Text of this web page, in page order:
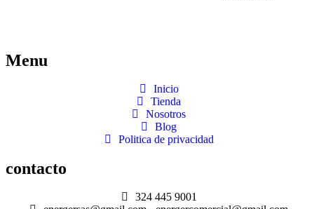
Menu
Inicio
Tienda
Nosotros
Blog
Politica de privacidad
contacto
324 445 9001